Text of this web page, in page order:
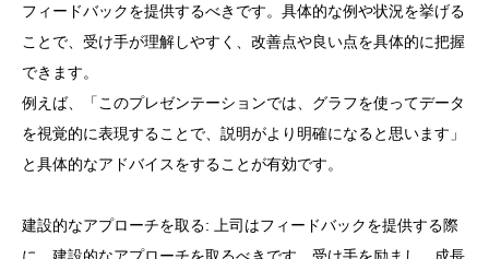
フィードバックを提供するべきです。具体的な例や状況を挙げる
ことで、受け手が理解しやすく、改善点や良い点を具体的に把握
できます。
例えば、「このプレゼンテーションでは、グラフを使ってデータ
を視覚的に表現することで、説明がより明確になると思います」
と具体的なアドバイスをすることが有効です。
建設的なアプローチを取る: 上司はフィードバックを提供する際
に、建設的なアプローチを取るべきです。受け手を励まし、成長